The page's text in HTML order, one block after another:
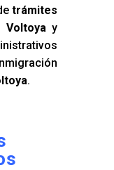
trámites
y
.